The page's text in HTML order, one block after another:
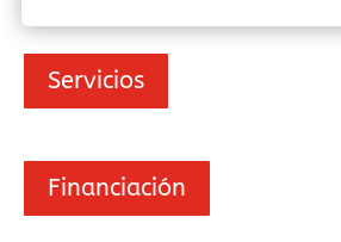
Servicios
Financiación